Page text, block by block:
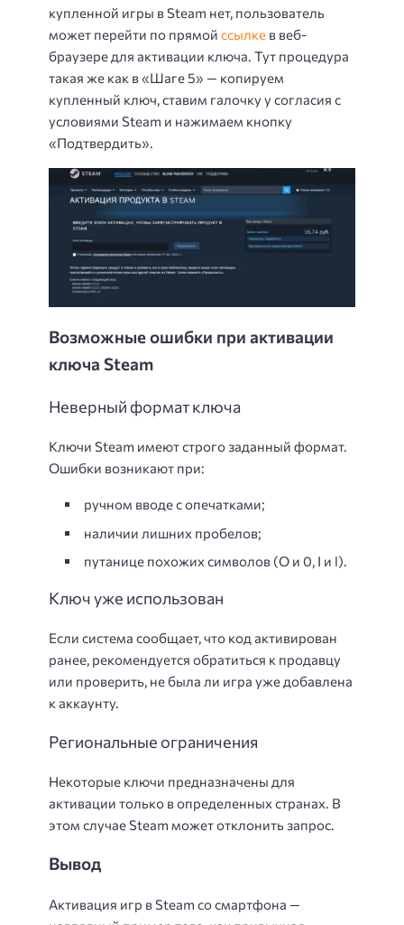
купленной игры в Steam нет, пользователь
может перейти по прямой ссылке в веб-
браузере для активации ключа. Тут процедура
такая же как в «Шаге 5» — копируем
купленный ключ, ставим галочку у согласия с
условиями Steam и нажимаем кнопку
«Подтвердить».
Возможные ошибки при активации
ключа Steam
Неверный формат ключа
Ключи Steam имеют строго заданный формат.
Ошибки возникают при:
ручном вводе с опечатками;
наличии лишних пробелов;
путанице похожих символов (O и 0, I и l).
Ключ уже использован
Если система сообщает, что код активирован
ранее, рекомендуется обратиться к продавцу
или проверить, не была ли игра уже добавлена
к аккаунту.
Региональные ограничения
Некоторые ключи предназначены для
активации только в определенных странах. В
этом случае Steam может отклонить запрос.
Вывод
Активация игр в Steam со смартфона —